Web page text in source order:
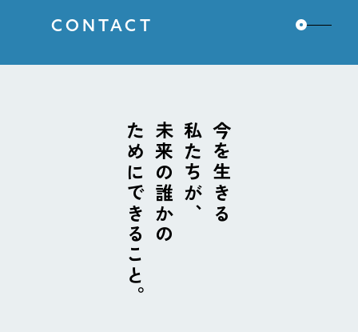
CONTACT
今を生きる
私たちが、
未来の誰かの
ためにできること。